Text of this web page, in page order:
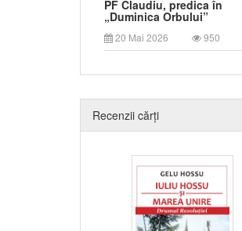
PF Claudiu, predica în
„Duminica Orbului”
20 Mai 2026 950
Recenzii cărți